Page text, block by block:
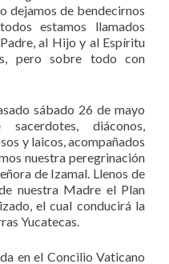
dejamos de bendecirnos
estamos llamados
al Hijo y al Espíritu
pero sobre todo con
sábado 26 de mayo
diáconos,
y laicos, acompañados
nuestra peregrinación
de Izamal. Llenos de
nuestra Madre el Plan
el cual conducirá la
Yucatecas.
en el Concilio Vaticano